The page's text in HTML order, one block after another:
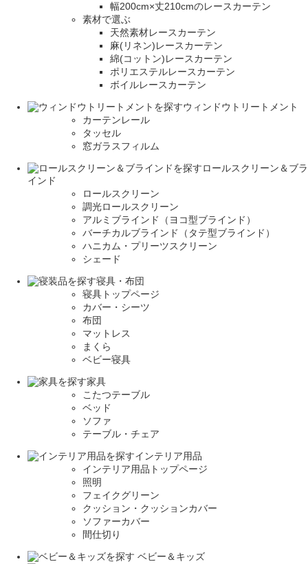
幅200cm×丈210cmのレースカーテン
素材で選ぶ
天然素材レースカーテン
麻(リネン)レースカーテン
綿(コットン)レースカーテン
ポリエステルレースカーテン
ボイルレースカーテン
ウィンドウトリートメント
カーテンレール
タッセル
窓ガラスフィルム
ロールスクリーン＆ブラ
インド
ロールスクリーン
調光ロールスクリーン
アルミブラインド（ヨコ型ブラインド）
バーチカルブラインド（タテ型ブラインド）
ハニカム・プリーツスクリーン
シェード
寝具・布団
寝具トップページ
カバー・シーツ
布団
マットレス
まくら
ベビー寝具
家具
こたつテーブル
ベッド
ソファ
テーブル・チェア
インテリア用品
インテリア用品トップページ
照明
フェイクグリーン
クッション・クッションカバー
ソファーカバー
間仕切り
ベビー＆キッズ